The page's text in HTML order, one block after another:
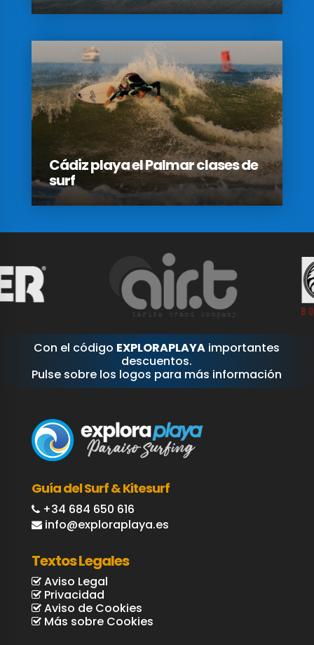
Cádiz playa el Palmar clases de
surf
Con el código EXPLORAPLAYA importantes
descuentos.
Pulse sobre los logos para más información
Guía del Surf & Kitesurf
+34 684 650 616
info@exploraplaya.es
Textos Legales
Aviso Legal
Privacidad
Aviso de Cookies
Más sobre Cookies